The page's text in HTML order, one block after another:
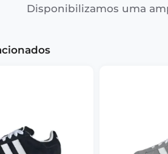
Disponibilizamos uma